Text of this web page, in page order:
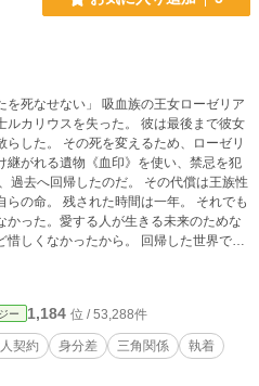
」 吸血族の王女ローゼリア
スを失った。 彼は最後まで彼女
るため、ローゼリ
継がれる遺物《血印》を使い、禁忌を犯
は一年。 それでも
かった。愛する人が生きる未来のためな
かったから。 回帰した世界でロ
は、最強の護衛騎士ルカリウスとの一年
そして、創世神
ば、自分が消え
犯
に抗う物語。 そして──王にな
ー 1,184 位 / 53,288件
契約 身分差 三角関係
執着